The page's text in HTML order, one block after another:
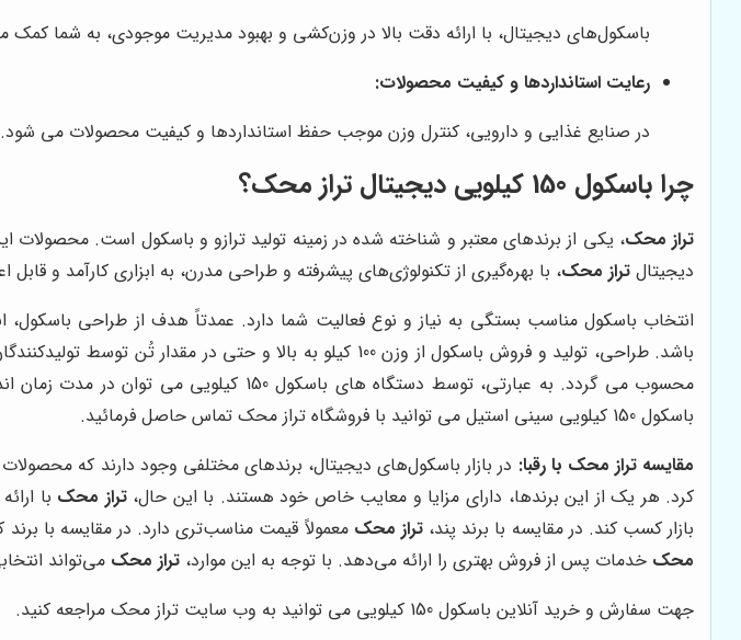
باسکول‌های دیجیتال، با ارائه دقت بالا در وزن‌کشی و بهبود مدیریت موجودی، به شما
رعایت استانداردها و کیفیت محصولات:
در صنایع غذایی و دارویی، کنترل وزن موجب حفظ استانداردها و کیفیت محصولات می شود.
چرا باسکول 150 کیلویی دیجیتال تراز محک؟
تراز محک
دیجیتال تراز محک، با بهره‌گیری از تکنولوژی‌های پیشرفته و طراحی مدرن، به ابزاری کارآمد و
انتخاب باسکول مناسب بستگی به نیاز و نوع فعالیت شما دارد. عمدتاً هدف از طراحی باسکول،
باسکول 150 کیلویی سینی استیل می توانید با فروشگاه تراز محک تماس حاصل فرمائید.
مقایسه تراز محک با رقبا: در بازار باسکول‌های دیجیتال، برندهای مختلفی وجود دارند که
کرد. هر یک از این برندها، دارای مزایا و معایب خاص خود هستند. با این حال،تراز محک با
بازار کسب کند. در مقایسه با برند پند،تراز محک معمولاً قیمت مناسب‌تری دارد. در مقایسه با برند
محک خدمات پس از فروش بهتری را ارائه می‌دهد. با توجه به این موارد، تراز محک می‌تواند انتخابی
جهت سفارش و خرید آنلاین باسکول 150 کیلویی می توانید به وب سایت تراز محک مراجعه کنید.